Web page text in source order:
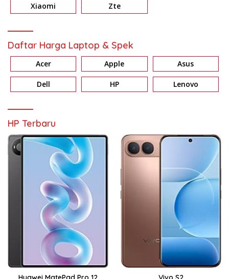
Xiaomi Zte
Daftar Harga Laptop & Spek
Acer Apple Asus
Dell HP Lenovo
HP Terbaru